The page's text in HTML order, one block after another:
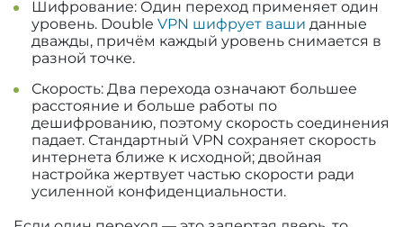
Шифрование: Один переход применяет один
уровень. Double VPN шифрует ваши данные
дважды, причём каждый уровень снимается в
разной точке.
Скорость: Два перехода означают большее
расстояние и больше работы по
дешифрованию, поэтому скорость соединения
падает. Стандартный VPN сохраняет скорость
интернета ближе к исходной; двойная
настройка жертвует частью скорости ради
усиленной конфиденциальности.